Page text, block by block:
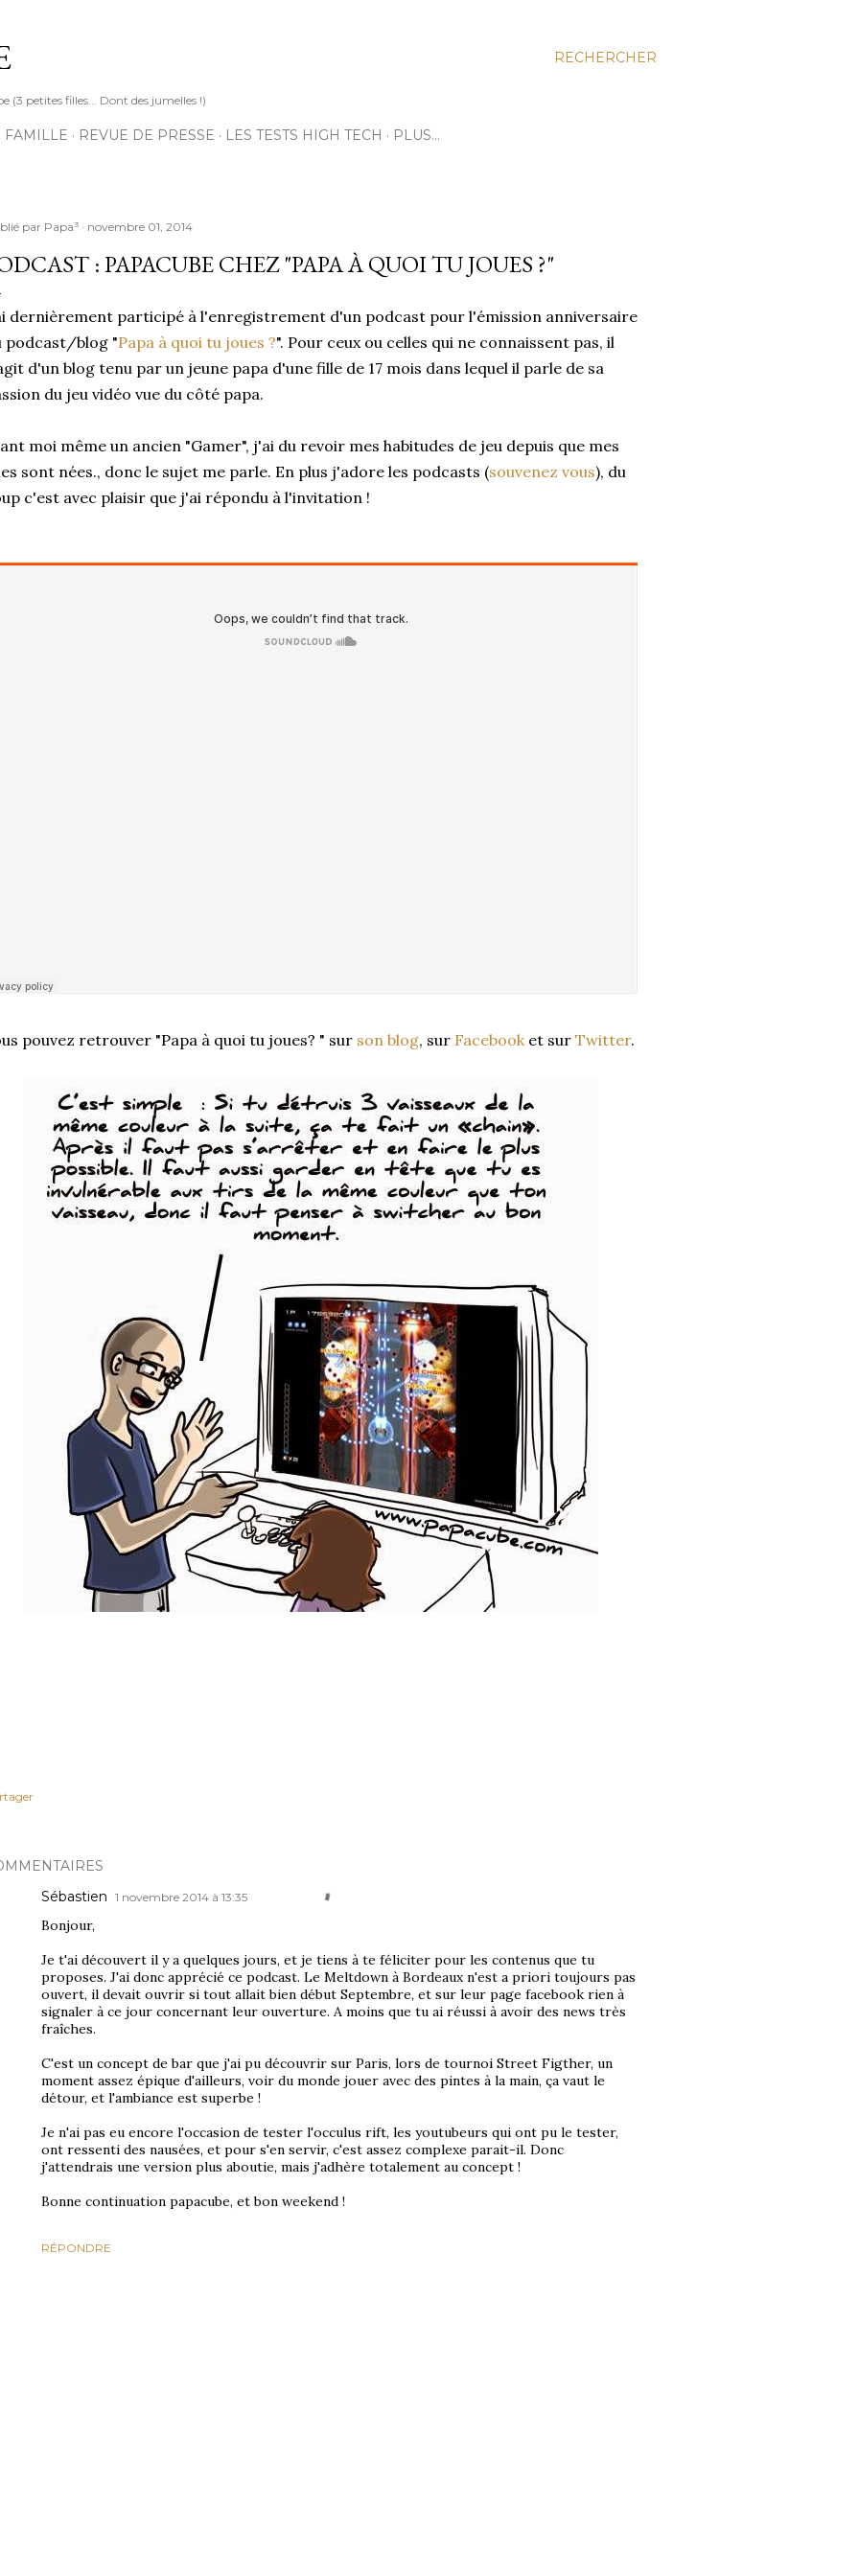
RECHERCHER
(3 petites filles... Dont des jumelles !)
FAMILLE REVUE DE PRESSE LES TESTS HIGH TECH PLUS…
par Papa³ novembre 01, 2014
: PAPACUBE CHEZ "PAPA À QUOI TU JOUES ?"
dernièrement participé à l'enregistrement d'un podcast pour l'émission anniversaire
podcast/blog "Papa à quoi tu joues ?". Pour ceux ou celles qui ne connaissent pas, il
d'un blog tenu par un jeune papa d'une fille de 17 mois dans lequel il parle de sa
du jeu vidéo vue du côté papa.
moi même un ancien "Gamer", j'ai du revoir mes habitudes de jeu depuis que mes
sont nées., donc le sujet me parle. En plus j'adore les podcasts (souvenez vous), du
c'est avec plaisir que j'ai répondu à l'invitation !
pouvez retrouver "Papa à quoi tu joues? " sur son blog, sur Facebooket sur Twitter.
Sébastien 1 novembre 2014 à 13:35
Bonjour,
Je t'ai découvert il y a quelques jours, et je tiens à te féliciter pour les contenus que tu
proposes. J'ai donc apprécié ce podcast. Le Meltdown à Bordeaux n'est a priori toujours pas
ouvert, il devait ouvrir si tout allait bien début Septembre, et sur leur page facebook rien à
signaler à ce jour concernant leur ouverture. A moins que tu ai réussi à avoir des news très
fraîches.
C'est un concept de bar que j'ai pu découvrir sur Paris, lors de tournoi Street Figther, un
moment assez épique d'ailleurs, voir du monde jouer avec des pintes à la main, ça vaut le
détour, et l'ambiance est superbe !
Je n'ai pas eu encore l'occasion de tester l'occulus rift, les youtubeurs qui ont pu le tester,
ont ressenti des nausées, et pour s'en servir, c'est assez complexe parait-il. Donc
j'attendrais une version plus aboutie, mais j'adhère totalement au concept !
Bonne continuation papacube, et bon weekend !
RÉPONDRE